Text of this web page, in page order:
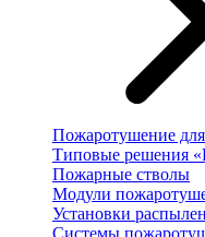
Пожаротушение
Типовые решения
Пожарные стволы
Модули
Установки
Системы